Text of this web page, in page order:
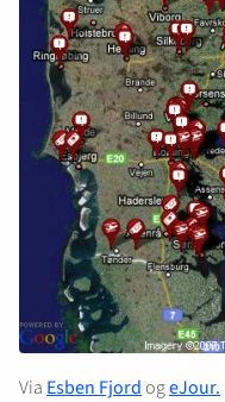
Via Esben FjordogeJour.